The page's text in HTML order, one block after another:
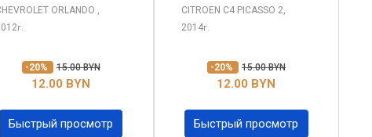
ORLANDO ,
г.
-20% 15.00 BYN
12.00 BYN
Быстрый просмотр
CITROEN C4 PICASSO 2,
2014г.
-20% 15.00 BYN
12.00 BYN
Быстрый просмотр